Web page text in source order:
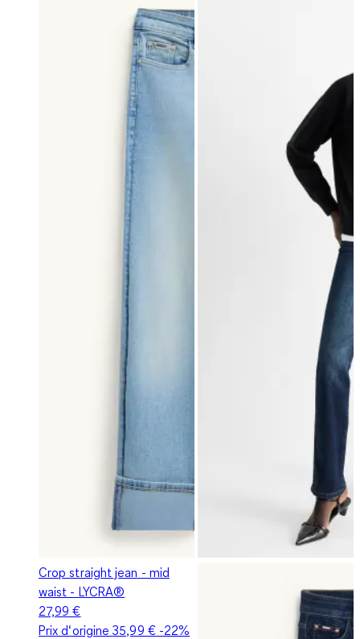
Crop straight jean - mid
waist - LYCRA®
27,99 €
Prix d‘origine35,99 €-22%